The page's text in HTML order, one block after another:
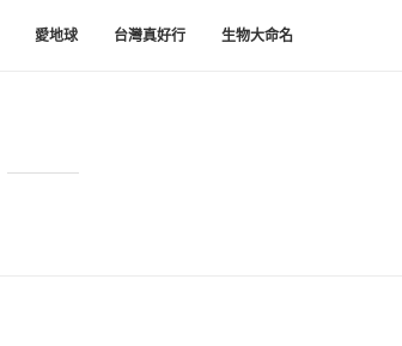
愛地球 台灣真好行 生物大命名